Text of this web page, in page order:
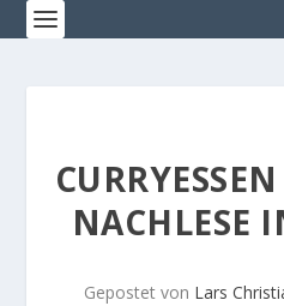
NACHLESE
Gepostet von Lars